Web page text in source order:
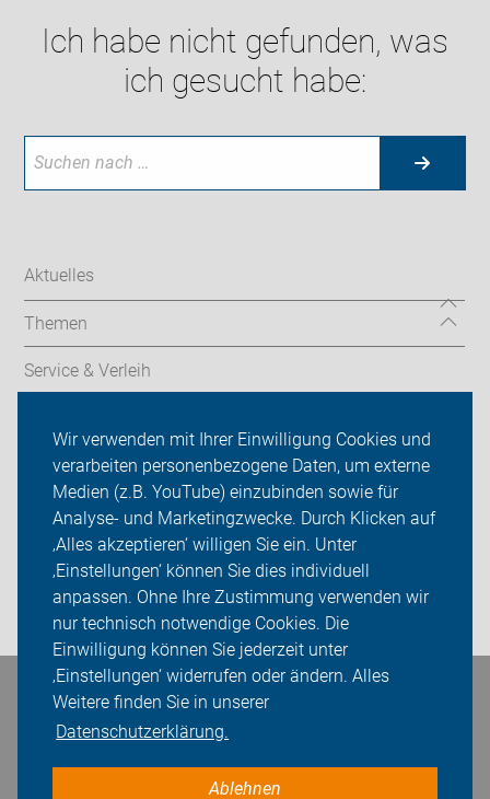
Wir verwenden mit Ihrer Einwilligung Cookies und
verarbeiten personenbezogene Daten, um externe
Medien (z.B. YouTube) einzubinden sowie für
Analyse- und Marketingzwecke. Durch Klicken auf
‚Alles akzeptieren‘ willigen Sie ein. Unter
‚Einstellungen‘ können Sie dies individuell
anpassen. Ohne Ihre Zustimmung verwenden wir
nur technisch notwendige Cookies. Die
Einwilligung können Sie jederzeit unter
‚Einstellungen‘ widerrufen oder ändern. Alles
Weitere finden Sie in unserer
Datenschutzerklärung.
Ablehnen
Ich habe nicht gefunden, was
ich gesucht habe:
Aktuelles
Themen
Service & Verleih
Rückblicke
ADFC Unna
Sei dabei
Login
Bleiben Sie in Kontakt